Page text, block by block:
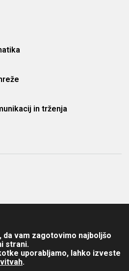
in trženja
da vam zagotovimo najboljšo
strani.
uporabljamo, lahko izveste
.